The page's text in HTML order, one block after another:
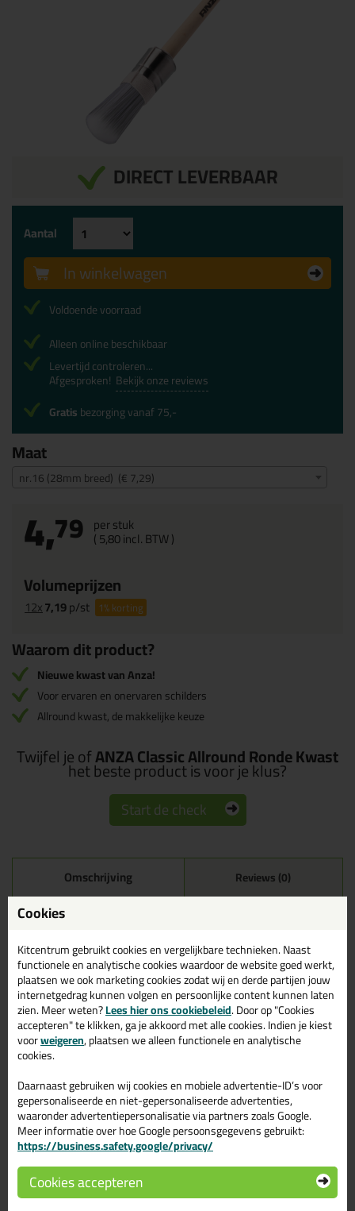
DIRECT LEVERBAAR
Maat
nr.16 (28mm breed) (€ 7,29)
4,79 per stuk
(5,80incl. BTW )
Volumeprijzen
12x7,19p/st 1%korting
Aantal
In winkelwagen
Voldoende voorraad
Alleen online beschikbaar
Levertijd controleren...
Afgesproken! Bekijk onze reviews
Gratisbezorging vanaf 75,-
Waarom dit product?
Nieuwe kwast van Anza!
Voor ervaren en onervaren schilders
Allround kwast, de makkelijke keuze
Twijfel je ofANZA Classic Allround Ronde Kwast
het beste product is voor je klus?
Start de check
Omschrijving Reviews (0)
ANZA Classic Allround
Ronde Kwast in nr.16
(28mm breed)
Bestel de ANZA Classic Allround Ronde Kwast in nr.16 (28mm
breed) vandaag nog! Vandaag besteld = morgen in huis.
Wil je meer weten over de toepassing en kenmerken van dit
product?Lees alles over dit product >
Gerelateerde producten
Cookies
Kitcentrum gebruikt cookies en vergelijkbare technieken. Naast
functionele en analytische cookies waardoor de website goed werkt,
plaatsen we ook marketing cookies zodat wij en derde partijen jouw
internetgedrag kunnen volgen en persoonlijke content kunnen laten
zien. Meer weten?Lees hier ons cookiebeleid. Door op "Cookies
accepteren" te klikken, ga je akkoord met alle cookies. Indien je kiest
voorweigeren, plaatsen we alleen functionele en analytische
cookies.
Daarnaast gebruiken wij cookies en mobiele advertentie-ID’s voor
gepersonaliseerde en niet-gepersonaliseerde advertenties,
waaronder advertentiepersonalisatie via partners zoals Google.
Meer informatie over hoe Google persoonsgegevens gebruikt:
https://business.safety.google/privacy/
Cookies accepteren